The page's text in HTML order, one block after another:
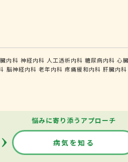
内科 神経内科 人工透析内科 糖尿病内科 心
脳神経内科 老年内科 疼痛緩和内科 肝臓内科
悩みに寄り添うアプローチ
病気を知る